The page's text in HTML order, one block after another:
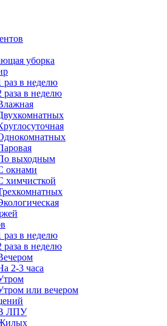
уборка
раз в неделю
раза в неделю
выходным
окнами
химчисткой
раз в неделю
раза в неделю
2-3 часа
или вечером
ЛПУ